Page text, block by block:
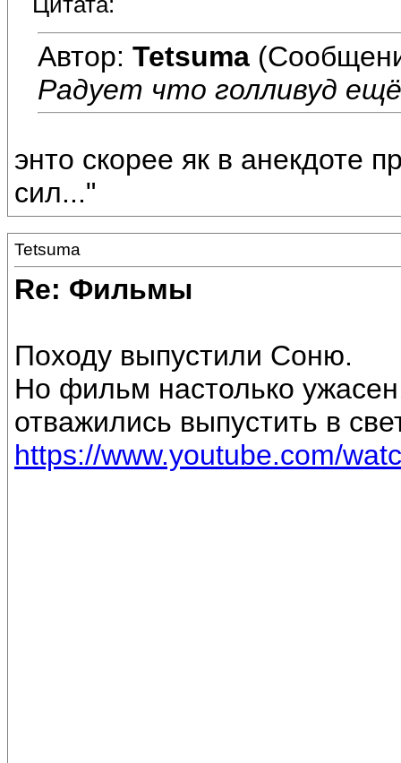
Автор: Tetsuma
Радует что голливуд
энто скорее як в анекдоте
сил..."
Tetsuma
Re: Фильмы
Походу выпустили Соню.
Но фильм настолько
отважились выпустить в
https://www.youtube.com/